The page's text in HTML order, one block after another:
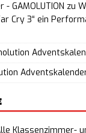
GAMOLUTION zu
Cry 3“ ein
Klassenzimmer-